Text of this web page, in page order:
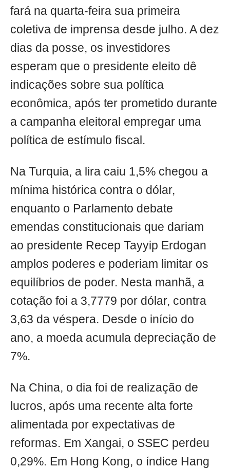
fará na quarta-feira sua primeira
coletiva de imprensa desde julho. A dez
dias da posse, os investidores
esperam que o presidente eleito dê
indicações sobre sua política
econômica, após ter prometido durante
a campanha eleitoral empregar uma
política de estímulo fiscal.
Na Turquia, a lira caiu 1,5% chegou a
mínima histórica contra o dólar,
enquanto o Parlamento debate
emendas constitucionais que dariam
ao presidente Recep Tayyip Erdogan
amplos poderes e poderiam limitar os
equilíbrios de poder. Nesta manhã, a
cotação foi a 3,7779 por dólar, contra
3,63 da véspera. Desde o início do
ano, a moeda acumula depreciação de
7%.
Na China, o dia foi de realização de
lucros, após uma recente alta forte
alimentada por expectativas de
reformas. Em Xangai, o SSEC perdeu
0,29%. Em Hong Kong, o índice Hang